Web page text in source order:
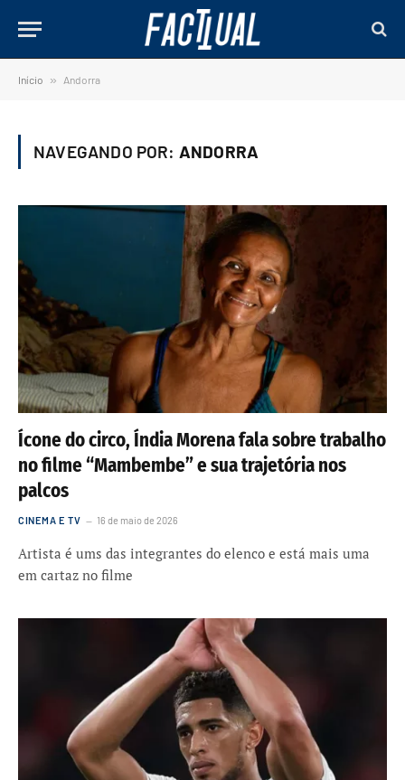
Início » Andorra
NAVEGANDO POR: ANDORRA
Ícone do circo, Índia Morena fala sobre trabalho
no filme “Mambembe” e sua trajetória nos
palcos
CINEMA E TV 16 de maio de 2026
Artista é ums das integrantes do elenco e está mais uma
em cartaz no filme